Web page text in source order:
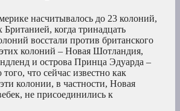
насчитывалось до 23 колоний,
когда тринадцать
восстали против британского
колоний – Новая Шотландия,
и острова Принца Эдуарда –
что сейчас известно как
колонии, в частности, Новая
не присоединились к